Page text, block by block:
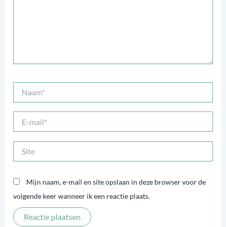
mail*
Mijn naam, e-mail en site opslaan in deze browser voor de
volgende keer wanneer ik een reactie plaats.